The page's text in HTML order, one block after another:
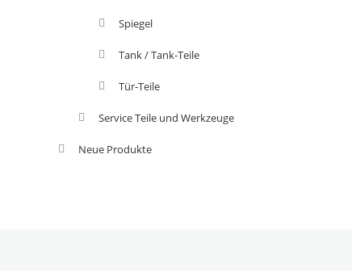
Spiegel
Tank / Tank-Teile
Tür-Teile
Service Teile und Werkzeuge
Neue Produkte